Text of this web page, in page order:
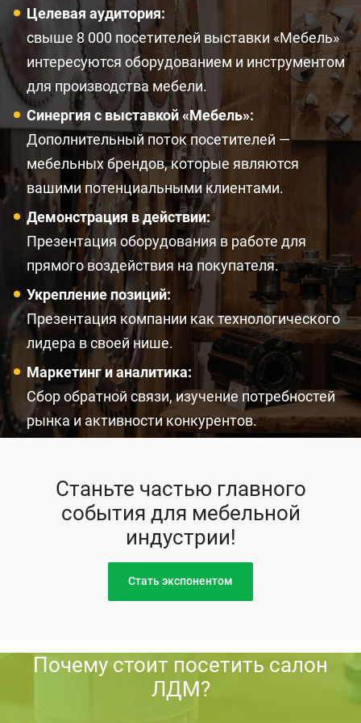
Целевая аудитория:
свыше 8 000 посетителей выставки «Мебель»
интересуются оборудованием и инструментом
для производства мебели.
Синергия с выставкой «Мебель»:
Дополнительный поток посетителей —
мебельных брендов, которые являются
вашими потенциальными клиентами.
Демонстрация в действии:
Презентация оборудования в работе для
прямого воздействия на покупателя.
Укрепление позиций:
Презентация компании как технологического
лидера в своей нише.
Маркетинг и аналитика:
Сбор обратной связи, изучение потребностей
рынка и активности конкурентов.
Станьте частью главного
события для мебельной
индустрии!
Стать экспонентом
Почему стоит посетить салон
ЛДМ?